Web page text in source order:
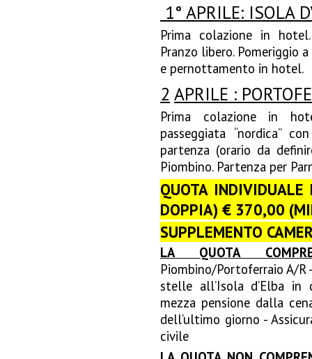
1° APRILE: ISOLA
Prima colazione in
Pranzo libero. Pomeriggio
e pernottamento in hotel.
2 APRILE :
Prima colazione in
passeggiata “nordica”
partenza (orario da
Piombino. Partenza per
QUOTA INDIVIDUALE
DOPPIA) € 370,00
SUPPLEMENTO
LA QUOTA
Piombino/Portoferraio A/
stelle all’Isola d’Elba
mezza pensione dalla
dell’ultimo giorno -
civile